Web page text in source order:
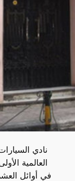
العالمية
في أوائل